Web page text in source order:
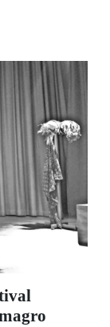
gerente
técnico